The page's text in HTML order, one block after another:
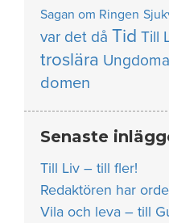
Sagan om Ringen
var det då Tid Till
troslära
domen
Senaste
Till Liv – till fler!
Redaktören har
Vila och leva – till